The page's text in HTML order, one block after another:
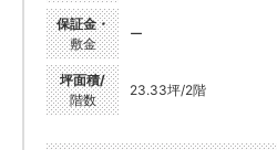
保証金・
敷金
ー
坪面積/
階数
23.33坪/2階